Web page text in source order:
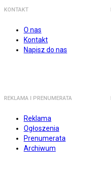
KONTAKT
O nas
Kontakt
Napisz do nas
REKLAMA I PRENUMERATA
Reklama
Ogłoszenia
Prenumerata
Archiwum